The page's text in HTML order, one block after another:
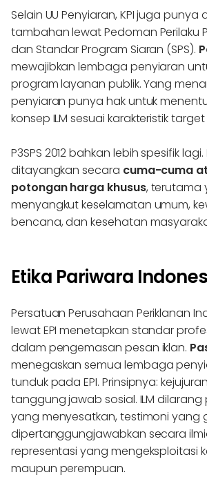
Selain UU Penyiaran, KPI juga punya
tambahan lewat Pedoman Perilaku
dan Standar Program Siaran (SPS).
mewajibkan lembaga penyiaran
program layanan publik. Yang
penyiaran punya hak untuk
konsep ILM sesuai karakteristik
P3SPS 2012 bahkan lebih spesifik lagi.
ditayangkan secara cuma-cuma
potongan harga khusus, terutama
menyangkut keselamatan umum,
bencana, dan kesehatan
Etika Pariwara
Persatuan Perusahaan Periklanan
lewat EPI menetapkan standar
dalam pengemasan pesan iklan.
menegaskan semua lembaga
tunduk pada EPI. Prinsipnya:
tanggung jawab sosial. ILM
yang menyesatkan, testimoni yang
dipertanggungjawabkan secara
representasi yang mengeksploitasi
maupun perempuan.